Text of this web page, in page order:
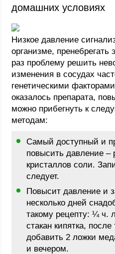
домашних условиях
Низкое давление
организме, пренебрегать
раз проблему решить
изменения в сосудах
генетическими
оказалось препарата,
можно прибегнуть к
методам:
Самый доступный и
повысить давление –
кристаллов соли.
следует.
Повысит давление и
несколько дней
такому рецепту: ¼ ч.
стакан кипятка, после
добавить 2 ложки
и вечером.